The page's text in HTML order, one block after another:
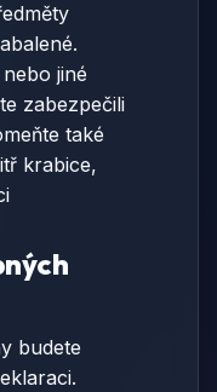
jiné
zabezpečili
také
krabice,
budete